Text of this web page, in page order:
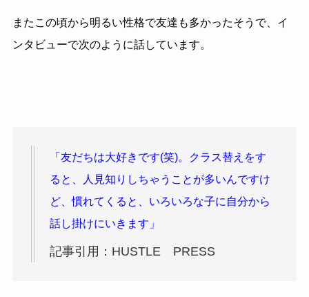
またこの頃から明るい性格で友達も多かったそうで、イ
ンタビューで次のように話しています。
「友だちは大好きです(笑)。クラス替えをす
ると、人見知りしちゃうことが多いんですけ
ど、慣れてくると、いろいろな子に自分から
話し掛けにいきます」
記事引用：HUSTLE PRESS